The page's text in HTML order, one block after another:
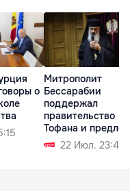
о
Митрополит
Бессарабии
поддержал
правительство
Тофана и
сотрудничество
22 Июл. 23:47